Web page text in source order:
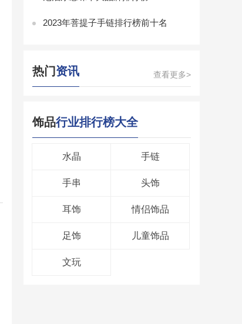
2023年菩提子手链排行榜前十名
热门资讯 查看更多>
饰品行业排行榜大全
水晶 手链
手串 头饰
耳饰 情侣饰品
足饰 儿童饰品
文玩